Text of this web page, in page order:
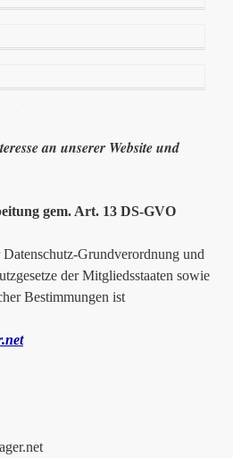
an unserer Website und
gem. Art. 13 DS-GVO
Grundverordnung und
der Mitgliedsstaaten sowie
Bestimmungen ist